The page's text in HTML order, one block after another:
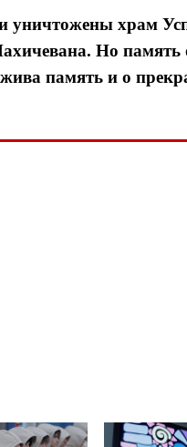
храм
Но память
память и о